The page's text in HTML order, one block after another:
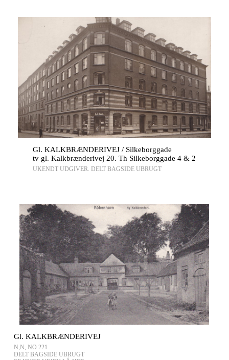
Gl. KALKBRÆNDERIVEJ / Silkeborggade
tv gl. Kalkbrænderivej 20. Th Silkeborggade 4 & 2
UKENDT UDGIVER. DELT BAGSIDE UBRUGT
Gl. KALKBRÆNDERIVEJ
N,N, NO 221
DELT BAGSIDE UBRUGT